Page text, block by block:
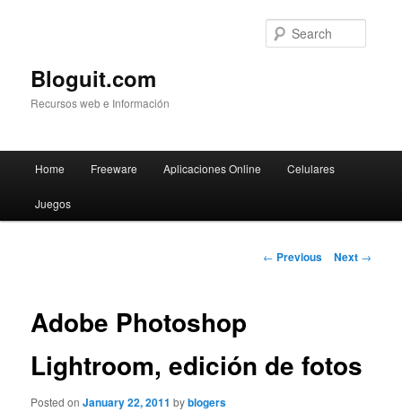
Bloguit.com
Recursos web e Información
Skip
to
Home Freeware Aplicaciones Online Celulares
Juegos
Post
← Previous Next →
Adobe Photoshop
Lightroom, edición de fotos
Posted onJanuary 22, 2011 byblogers